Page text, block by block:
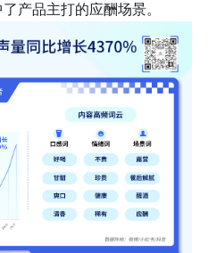
产品主打的应酬场景。